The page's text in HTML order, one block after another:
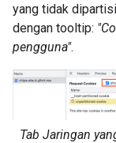
yang tidak
dengan tooltip:
pengguna".
Tab Jaringan